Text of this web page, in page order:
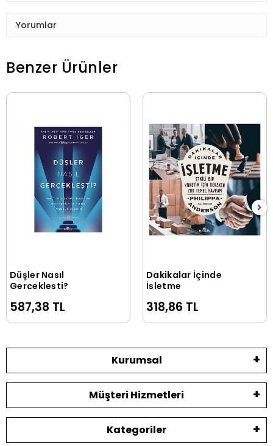
Yorumlar
Benzer Ürünler
Sepete Ekle
Düşler Nasıl
Gerçekleşti?
587,38 TL
Sepete Ekle
Dakikalar İçinde
İşletme
318,86 TL
Kurumsal
Müşteri Hizmetleri
Kategoriler